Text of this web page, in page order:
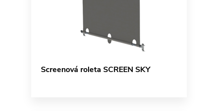
Screenová roleta SCREEN SKY